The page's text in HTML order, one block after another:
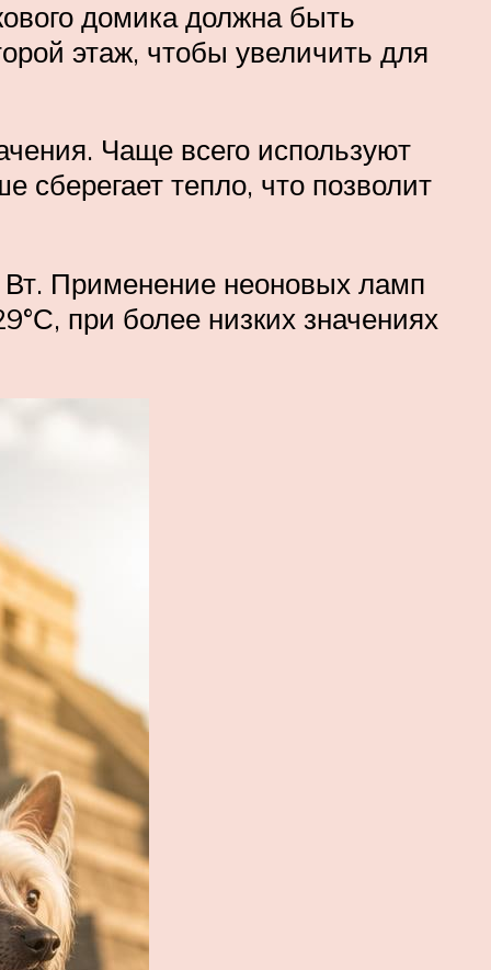
домика должна быть
этаж, чтобы увеличить для
Чаще всего используют
сберегает тепло, что позволит
Применение неоновых ламп
при более низких значениях